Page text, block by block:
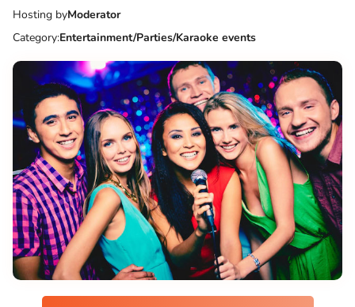
Hosting byModerator
Category:Entertainment/Parties/Karaoke events